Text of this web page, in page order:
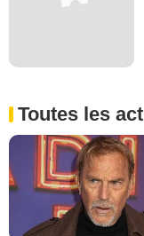
Toutes les